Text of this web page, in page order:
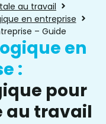
au travail
en entreprise
– Guide
en
:
pour
au travail